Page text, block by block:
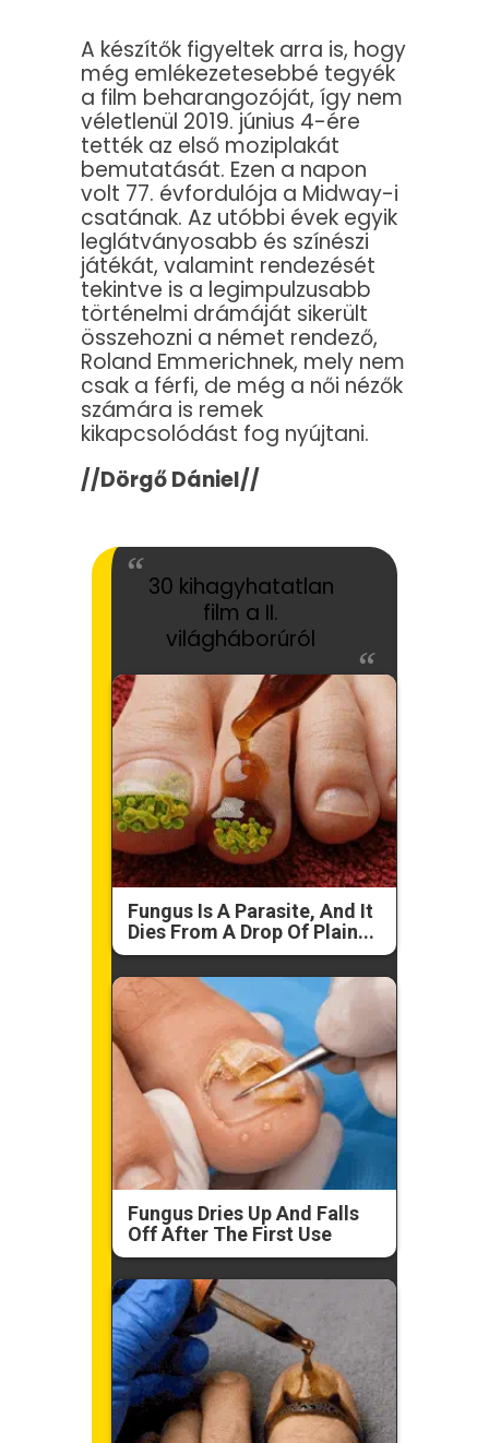
A készítők figyeltek arra is, hogy
még emlékezetesebbé tegyék
a film beharangozóját, így nem
véletlenül 2019. június 4-ére
tették az első moziplakát
bemutatását. Ezen a napon
volt 77. évfordulója a Midway-i
csatának. Az utóbbi évek egyik
leglátványosabb és színészi
játékát, valamint rendezését
tekintve is a legimpulzusabb
történelmi drámáját sikerült
összehozni a német rendező,
Roland Emmerichnek, mely nem
csak a férfi, de még a női nézők
számára is remek
kikapcsolódást fog nyújtani.
//Dörgő Dániel//
30 kihagyhatatlan
film a II.
világháborúról
Fungus Is A Parasite, And It
Dies From A Drop Of Plain...
Fungus Dries Up And Falls
Off After The First Use